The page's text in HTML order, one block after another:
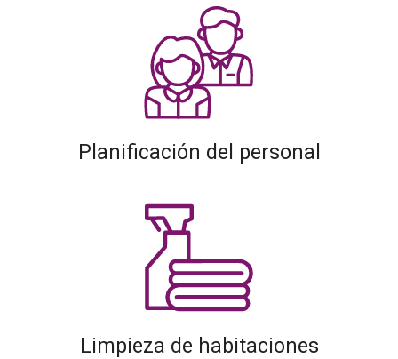
Planificación del personal
Limpieza de habitaciones